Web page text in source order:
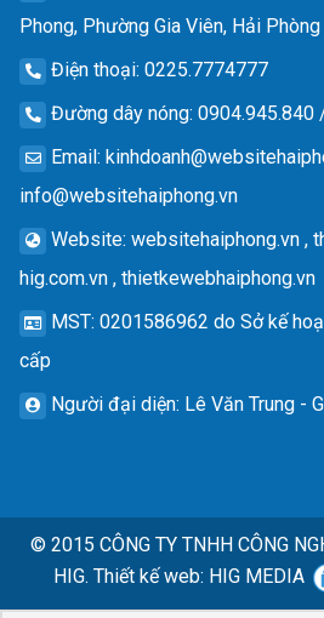
Phong, Phường Gia Viên, Hải Phòng
Điện thoại: 0225.7774777
Đường dây nóng: 0904.945.840
Email:
info@websitehaiphong.vn
Website: websitehaiphong.vn ,
hig.com.vn , thietkewebhaiphong.vn
MST: 0201586962 do Sở kế
cấp
Người đại diện: Lê Văn Trung -
© 2015 CÔNG TY TNHH CÔNG
HIG. Thiết kế web: HIG MEDIA